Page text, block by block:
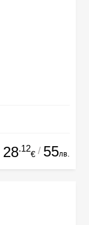
28.12
€ / 55лв.